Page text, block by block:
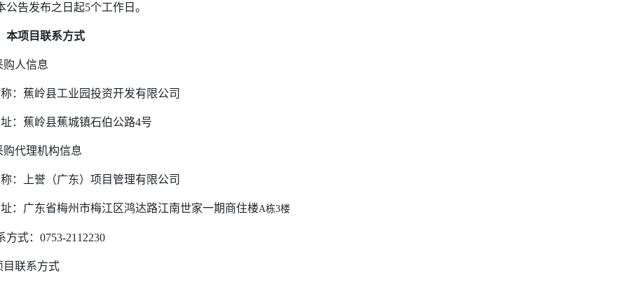
公告发布之日起5个工作日。
本项目联系方式
购人信息
称：蕉岭县工业园投资开发有限公司
址：蕉岭县蕉城镇石伯公路4号
购代理机构信息
称：上誉（广东）项目管理有限公司
址：广东省梅州市梅江区鸿达路江南世家一期商住楼A栋3楼
方式： 0753-2112230
目联系方式